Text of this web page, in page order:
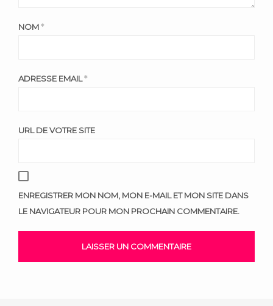
NOM*
ADRESSE EMAIL*
URL DE VOTRE SITE
ENREGISTRER MON NOM, MON E-MAIL ET MON SITE DANS
LE NAVIGATEUR POUR MON PROCHAIN COMMENTAIRE.